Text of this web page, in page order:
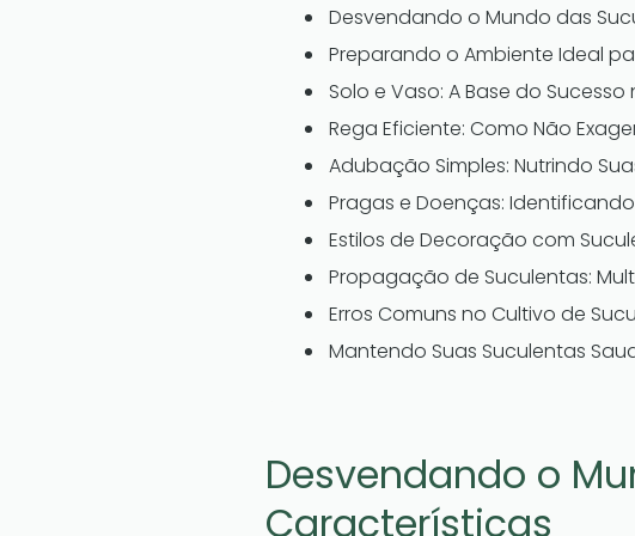
Desvendando o Mundo das
Preparando o Ambiente Ideal
Solo e Vaso: A Base do
Rega Eficiente: Como Não
Adubação Simples: Nutrindo
Pragas e Doenças:
Estilos de Decoração com
Propagação de Suculentas:
Erros Comuns no Cultivo de
Mantendo Suas Suculentas
Desvendando o
Características